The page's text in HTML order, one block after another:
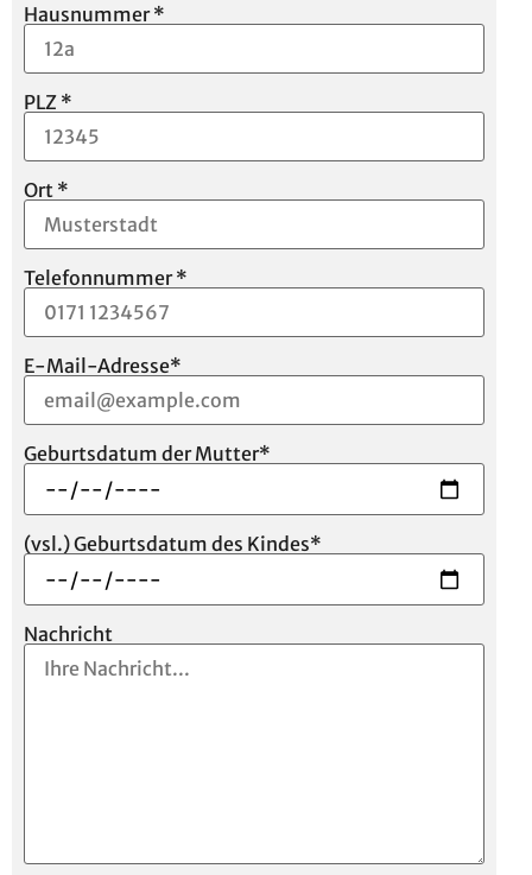
Hausnummer*
PLZ *
Ort *
Telefonnummer*
E-Mail-Adresse*
Geburtsdatum der Mutter*
(vsl.) Geburtsdatum des Kindes*
Nachricht